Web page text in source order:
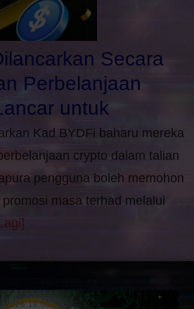
Secara
Perbelanjaan
untuk
Kad BYDFi baharu mereka
crypto dalam talian
pengguna boleh memohon
masa terhad melalui
2026 16:00